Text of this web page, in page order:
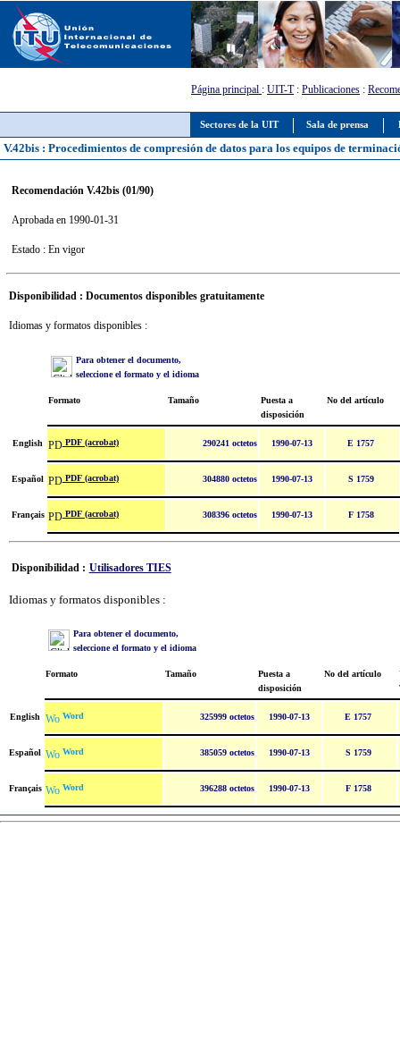
Sectores de la UIT Sala de prensa
Página principal : UIT-T: Publicaciones :
V.42bis : Procedimientos de compresión de datos para los equipos de
Recomendación V.42bis (01/90)
Aprobada en 1990-01-31
Estado : En vigor
Disponibilidad : Documentos disponibles gratuitamente
Idiomas y formatos disponibles :
Para obtener el documento,
seleccione el formato y el idioma
Formato Tamaño
Puesta a
disposición
No del artículo
English PDF (acrobat) 290241 octetos 1990-07-13 E 1757
Español PDF (acrobat) 304880 octetos 1990-07-13 S 1759
Français PDF (acrobat) 308396 octetos 1990-07-13 F 1758
Disponibilidad : Utilisadores TIES
Idiomas y formatos disponibles :
Para obtener el documento,
seleccione el formato y el idioma
Formato Tamaño
Puesta a
disposición
No del artículo
English Word 325999 octetos 1990-07-13 E 1757
Español Word 385059 octetos 1990-07-13 S 1759
Français Word 396288 octetos 1990-07-13 F 1758